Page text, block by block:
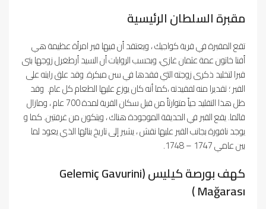
مقبرة السلطان الرئيسية
تقع المقبرة في قرية كواجيك ، ويعتقد أن فيها قبر امرأة عظيمة هي
أفنا خاتون عمة عثمان غازي، وبحسب الروايات أن السيد أرطغرل زوجها بنى
قبرا لتخليد ذكرى زوجته التي فقدها في سن مبكرة. وقد علق رايته على
القبر ؛ تقديرا منه لفقيدته ،كما أنه كان يوزع عليها الطعام كل عام. وقد
ظل هذا التقليد حياً متوارثاً من قبل سكان القرية لمدة 700 عام ، ومازال
قائما. يقع القبر في الحديقة الموجودة هناك ، ويتكون من غرفتين. كما و
يوجد نافورة بجانب القبر عليها نقش ، يشير إلى تاريخ بنائها الذي يعود لما
بين عامي 1747 – 1748.
كهف بورصة كيليس (Gelemiç Gavurini
Mağarası )